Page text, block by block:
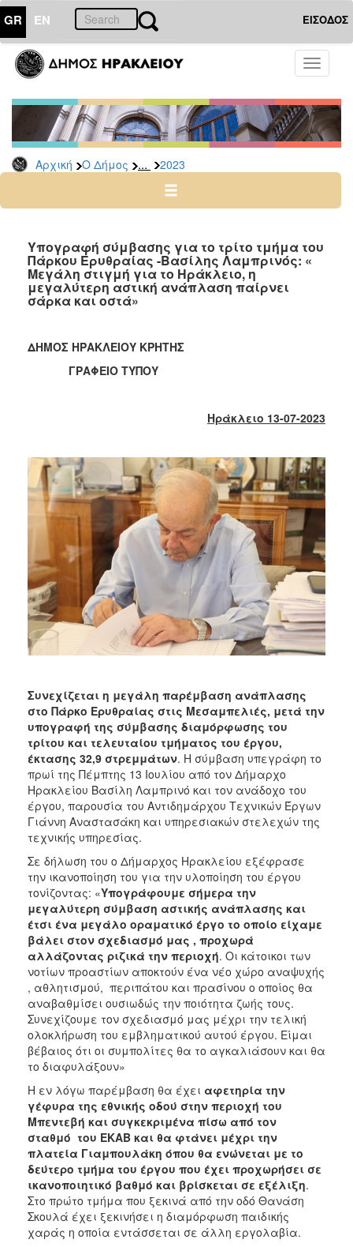
GR EN ΕΙΣΟΔΟΣ
Toggle
Αρχική Ο Δήμος ... 2023
ΔΗΜΟΣ
Δελτία
Τύπου
Αρχείο
2026
2024
2022
2021
2020
2018
2017
2012
2011
2010
2006
ΤΟΠΟΣ
ΑΝΘΕΚΤΙΚΗ
ΠΟΛΗ
Υπογραφή σύμβασης για το τρίτο τμήμα του
Πάρκου Ερυθραίας -Βασίλης Λαμπρινός: «
Μεγάλη στιγμή για το Ηράκλειο, η
μεγαλύτερη αστική ανάπλαση παίρνει
σάρκα και οστά»
ΔΗΜΟΣ ΗΡΑΚΛΕΙΟΥ ΚΡΗΤΗΣ
ΓΡΑΦΕΙΟ ΤΥΠΟΥ
Ηράκλειο 13-07-2023
Συνεχίζεται η μεγάλη παρέμβαση ανάπλασης
στο Πάρκο Ερυθραίας στις Μεσαμπελιές, μετά την
υπογραφή της σύμβασης διαμόρφωσης του
τρίτου και τελευταίου τμήματος του έργου,
έκτασης 32,9 στρεμμάτων. Η σύμβαση υπεγράφη το
πρωί της Πέμπτης 13 Ιουλίου από τον Δήμαρχο
Ηρακλείου Βασίλη Λαμπρινό και τον ανάδοχο του
έργου, παρουσία του Αντιδημάρχου Τεχνικών Έργων
Γιάννη Αναστασάκη και υπηρεσιακών στελεχών της
τεχνικής υπηρεσίας.
Σε δήλωση του ο Δήμαρχος Ηρακλείου εξέφρασε
την ικανοποίηση του για την υλοποίηση του έργου
τονίζοντας: «Υπογράφουμε σήμερα την
μεγαλύτερη σύμβαση αστικής ανάπλασης και
έτσι ένα μεγάλο οραματικό έργο το οποίο είχαμε
βάλει στον σχεδιασμό μας , προχωρά
αλλάζοντας ριζικά την περιοχή. Οι κάτοικοι των
νοτίων προαστίων αποκτούν ένα νέο χώρο αναψυχής
, αθλητισμού, περιπάτου και πρασίνου ο οποίος θα
αναβαθμίσει ουσιωδώς την ποιότητα ζωής τους.
Συνεχίζουμε τον σχεδιασμό μας μέχρι την τελική
ολοκλήρωση του εμβληματικού αυτού έργου. Είμαι
βέβαιος ότι οι συμπολίτες θα το αγκαλιάσουν και θα
το διαφυλάξουν»
Η εν λόγω παρέμβαση θα έχει αφετηρία την
γέφυρα της εθνικής οδού στην περιοχή του
Μπεντεβή και συγκεκριμένα πίσω από τον
σταθμό του ΕΚΑΒ και θα φτάνει μέχρι την
πλατεία Γιαμπουλάκη όπου θα ενώνεται με το
δεύτερο τμήμα του έργου που έχει προχωρήσει σε
ικανοποιητικό βαθμό και βρίσκεται σε εξέλιξη.
Στο πρώτο τμήμα που ξεκινά από την οδό Θανάση
Σκουλά έχει ξεκινήσει η διαμόρφωση παιδικής
χαράς η οποία εντάσσεται σε άλλη εργολαβία.